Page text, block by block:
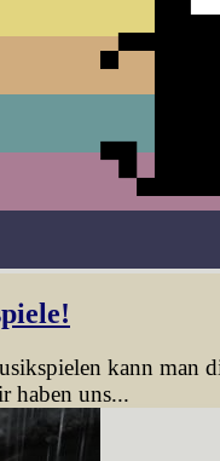
kann man
haben uns...